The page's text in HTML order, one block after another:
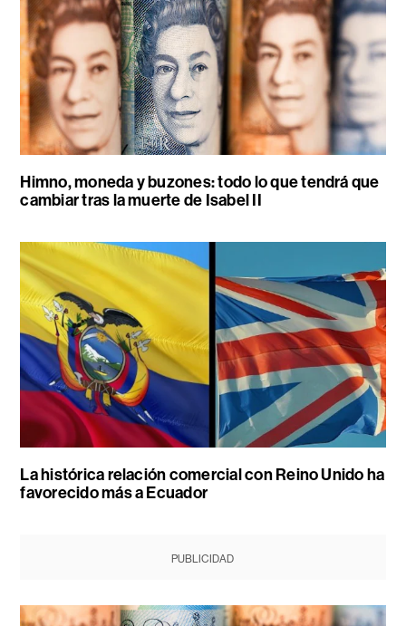
Himno, moneda y buzones: todo lo que tendrá que
cambiar tras la muerte de Isabel II
La histórica relación comercial con Reino Unido ha
favorecido más a Ecuador
PUBLICIDAD